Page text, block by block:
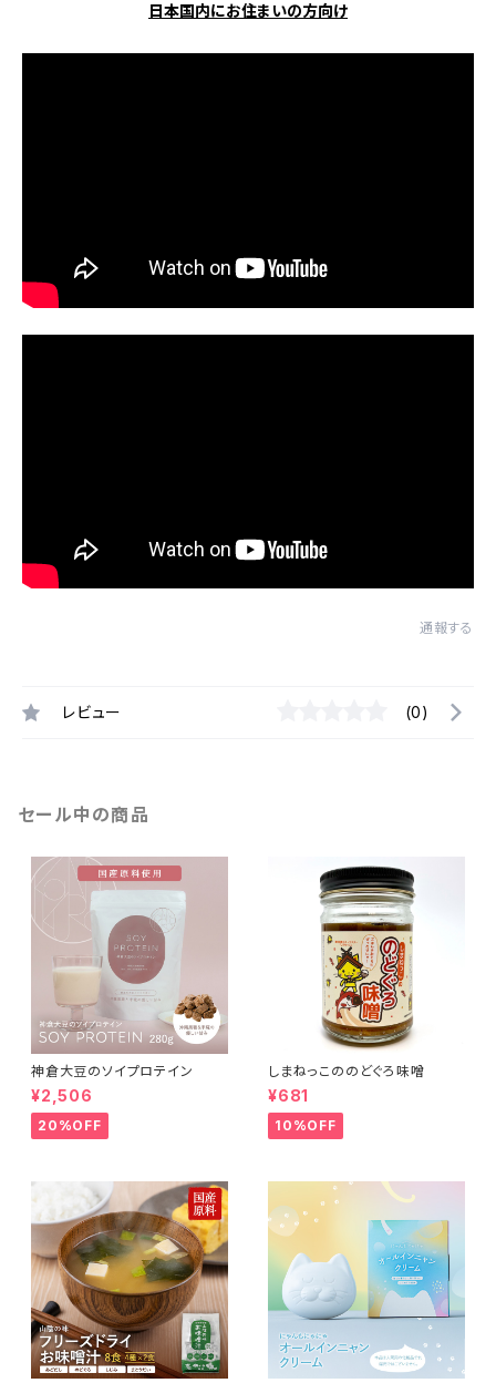
日本国内にお住まいの方向け
通報する
レビュー (0)
セール中の商品
神倉大豆のソイプロテイン
¥2,506
20%OFF
しまねっこののどぐろ味噌
¥681
10%OFF